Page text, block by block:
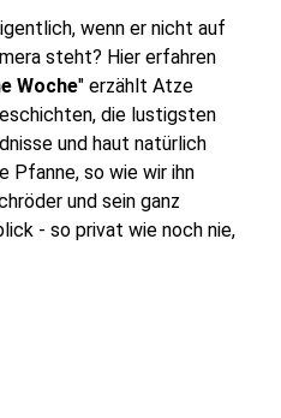
wenn er nicht auf
steht? Hier erfahren
Woche" erzählt Atze
die lustigsten
und haut natürlich
Pfanne, so wie wir ihn
und sein ganz
- so privat wie noch nie,